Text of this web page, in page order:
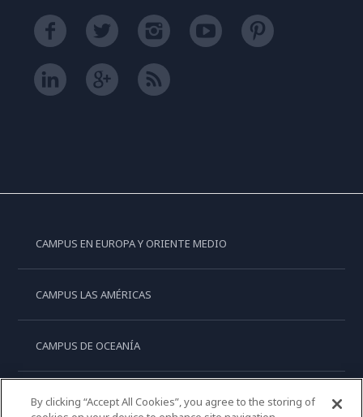
CAMPUS EN EUROPA Y ORIENTE MEDIO
CAMPUS LAS AMÉRICAS
CAMPUS DE OCEANÍA
CAMPUS DE ASIA
By clicking “Accept All Cookies”, you agree to the storing of